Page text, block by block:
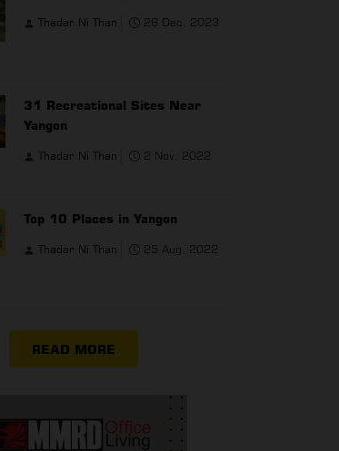
Thadar Ni Than 26 Dec, 2023
31 Recreational Sites Near
Yangon
Thadar Ni Than 2 Nov, 2022
Top 10 Places in Yangon
Thadar Ni Than 25 Aug, 2022
READ MORE